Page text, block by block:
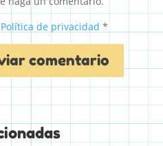
Política de privacidad *